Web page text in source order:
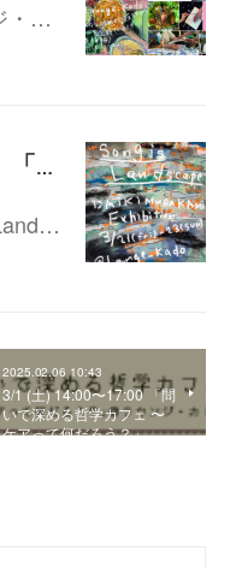
・…
3/21-23 村上大樹個展 「Song is Landscape」
2025.02.06 10:43
3/1 (土) 14:00〜17:00 「問
いで深める哲学カフェ 〜
ケアって何だろう？」